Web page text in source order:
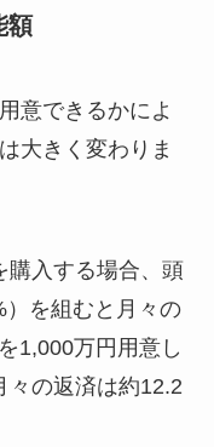
額
意できるかによ
大きく変わりま
購入する場合、頭
を組むと月々の
1,000万円用意し
々の返済は約12.2